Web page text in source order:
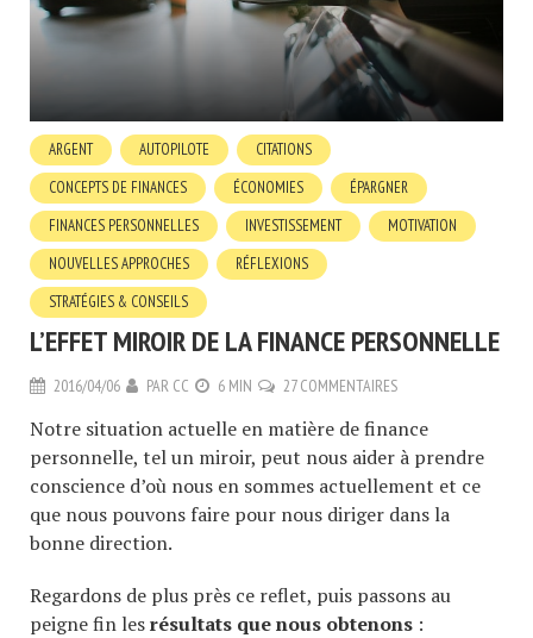
ARGENT AUTOPILOTE
CITATIONS
CONCEPTS DE FINANCES
ÉCONOMIES
ÉPARGNER
FINANCES PERSONNELLES
INVESTISSEMENT
MOTIVATION
NOUVELLES APPROCHES
RÉFLEXIONS
STRATÉGIES & CONSEILS
L’EFFET MIROIR DE LA FINANCE PERSONNELLE
2016/04/06 PAR CC 6 MIN 27 COMMENTAIRES
Notre situation actuelle en matière de finance
personnelle, tel un miroir, peut nous aider à prendre
conscience d’où nous en sommes actuellement et ce
que nous pouvons faire pour nous diriger dans la
bonne direction.
Regardons de plus près ce reflet, puis passons au
peigne fin lesrésultats que nous obtenons :